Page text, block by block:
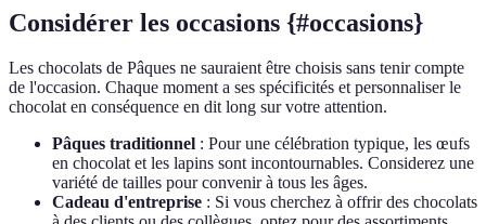
Considérer les occasions {#occasions}
Les chocolats de Pâques ne sauraient être choisis sans tenir compte
de l'occasion. Chaque moment a ses spécificités et personnaliser le
chocolat en conséquence en dit long sur votre attention.
Pâques traditionnel : Pour une célébration typique, les œufs
en chocolat et les lapins sont incontournables. Considerez une
variété de tailles pour convenir à tous les âges.
Cadeau d'entreprise : Si vous cherchez à offrir des chocolats